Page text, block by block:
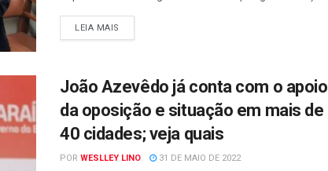
LEIA MAIS
João Azevêdo já conta com o apoio
da oposição e situação em mais de
40 cidades; veja quais
POR WESLLEY LINO 31 DE MAIO DE 2022